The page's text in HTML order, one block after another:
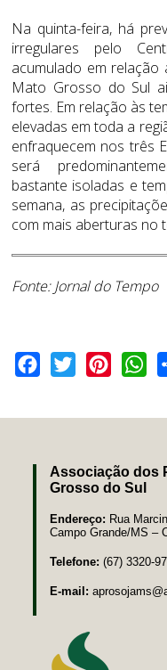
Na quinta-feira, há
irregulares pelo
acumulado em
Mato Grosso do Sul
fortes. Em relação às
elevadas em toda a
enfraquecem nos três
será
bastante isoladas e
semana, as
com mais aberturas no
Fonte: Jornal do Tempo
Facebook
Twitter Pinterest
Associação dos
Grosso do Sul
Endereço: Rua
Campo Grande/MS –
Telefone: (67) 3320-
E-mail: